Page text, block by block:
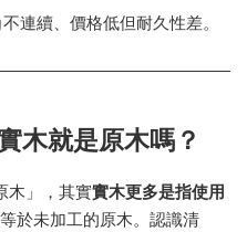
連續、價格低但耐久性差。
木就是原木嗎？
木」，其實實木更多是指使用
於未加工的原木。認識清